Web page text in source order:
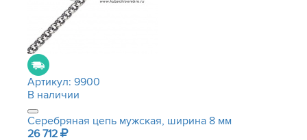
Артикул: 9900
В наличии
Серебряная цепь мужская, ширина 8 мм
26 712